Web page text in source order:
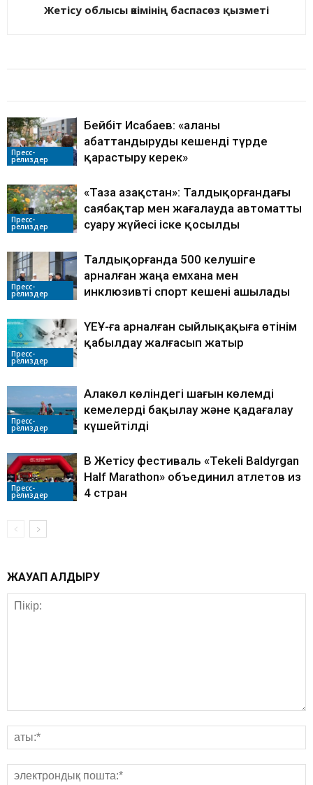
Жетісу облысы әкімінің баспасөз қызметі
Пресс-
релиздер
Бейбіт Исабаев: «Қаланы
абаттандыруды кешенді түрде
қарастыру керек»
Пресс-
релиздер
«Таза Қазақстан»: Талдықорғандағы
саябақтар мен жағалауда автоматты
суару жүйесі іске қосылды
Пресс-
релиздер
Талдықорғанда 500 келушіге
арналған жаңа емхана мен
инклюзивті спорт кешені ашылады
Пресс-
релиздер
ҮЕҰ-ға арналған сыйлықақыға өтінім
қабылдау жалғасып жатыр
Пресс-
релиздер
Алакөл көліндегі шағын көлемді
кемелерді бақылау және қадағалау
күшейтілді
Пресс-
релиздер
В Жетісу фестиваль «Tekeli Baldyrgan
Half Marathon» объединил атлетов из
4 стран
ЖАУАП ҚАЛДЫРУ